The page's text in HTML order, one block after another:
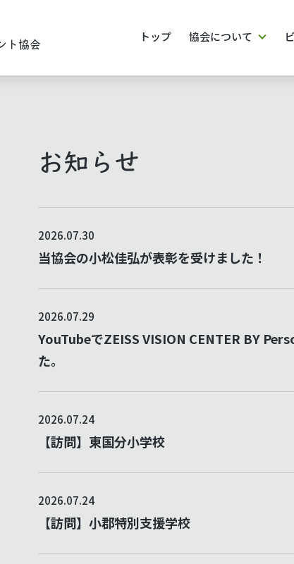
ト協会
トップ 協会について
お知らせ
2026.07.30
当協会の小松佳弘が表彰を受けました！
2026.07.29
YouTubeでZEISS VISION CENTER BY
た。
2026.07.24
【訪問】東国分小学校
2026.07.24
【訪問】小郡特別支援学校